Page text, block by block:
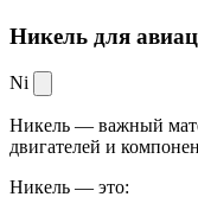
Никель для
Ni
Никель — важный
двигателей и
Никель — это: